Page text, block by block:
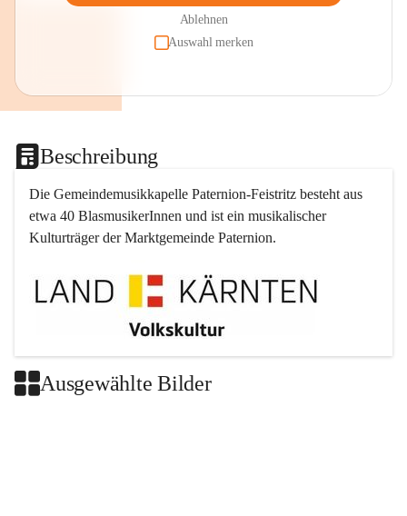
Ablehnen
Auswahl merken
Beschreibung
Die Gemeindemusikkapelle Paternion-Feistritz besteht aus
etwa 40 BlasmusikerInnen und ist ein musikalischer
Kulturträger der Marktgemeinde Paternion.
Ausgewählte Bilder